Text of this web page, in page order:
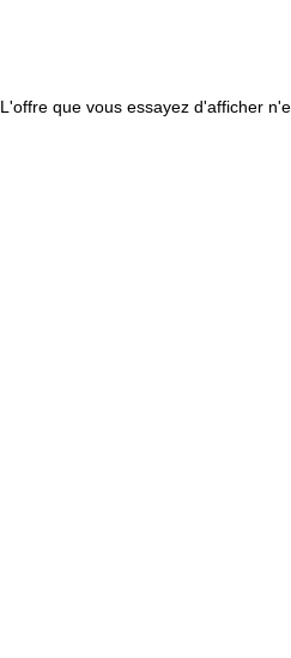
L'offre que vous essayez d'afficher